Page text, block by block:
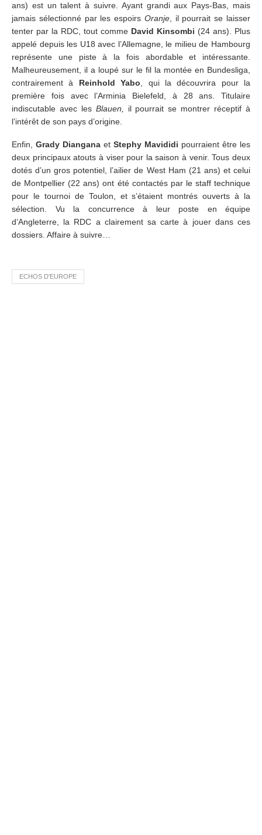
ans) est un talent à suivre. Ayant grandi aux Pays-Bas, mais
jamais sélectionné par les espoirs Oranje, il pourrait se laisser
tenter par la RDC, tout comme David Kinsombi (24 ans). Plus
appelé depuis les U18 avec l’Allemagne, le milieu de Hambourg
représente une piste à la fois abordable et intéressante.
Malheureusement, il a loupé sur le fil la montée en Bundesliga,
contrairement à Reinhold Yabo , qui la découvrira pour la
première fois avec l’Arminia Bielefeld, à 28 ans. Titulaire
indiscutable avec les Blauen, il pourrait se montrer réceptif à
l’intérêt de son pays d’origine.
Enfin, Grady Diangana et Stephy Mavididi pourraient être les
deux principaux atouts à viser pour la saison à venir. Tous deux
dotés d’un gros potentiel, l’ailier de West Ham (21 ans) et celui
de Montpellier (22 ans) ont été contactés par le staff technique
pour le tournoi de Toulon, et s’étaient montrés ouverts à la
sélection. Vu la concurrence à leur poste en équipe
d’Angleterre, la RDC a clairement sa carte à jouer dans ces
dossiers. Affaire à suivre…
ECHOS D'EUROPE